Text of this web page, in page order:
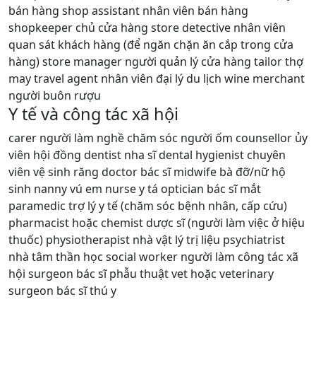
bán hàng shop assistant nhân viên bán hàng
shopkeeper chủ cửa hàng store detective nhân viên
quan sát khách hàng (để ngăn chặn ăn cắp trong cửa
hàng) store manager người quản lý cửa hàng tailor thợ
may travel agent nhân viên đại lý du lịch wine merchant
người buôn rượu
Y tế và công tác xã hội
carer người làm nghề chăm sóc người ốm counsellor ủy
viên hội đồng dentist nha sĩ dental hygienist chuyên
viên vệ sinh răng doctor bác sĩ midwife bà đỡ/nữ hộ
sinh nanny vú em nurse y tá optician bác sĩ mắt
paramedic trợ lý y tế (chăm sóc bệnh nhân, cấp cứu)
pharmacist hoặc chemist dược sĩ (người làm việc ở hiệu
thuốc) physiotherapist nhà vật lý trị liệu psychiatrist
nhà tâm thần học social worker người làm công tác xã
hội surgeon bác sĩ phẫu thuật vet hoặc veterinary
surgeon bác sĩ thú y